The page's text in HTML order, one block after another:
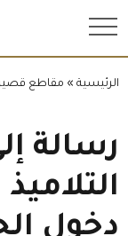
الرئيسية » مقاطع
رسالة
دخول